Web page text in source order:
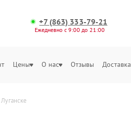
+7 (863) 333-79-21
Ежедневно с 9:00 до 21:00
Цены О нас Отзывы Доставка